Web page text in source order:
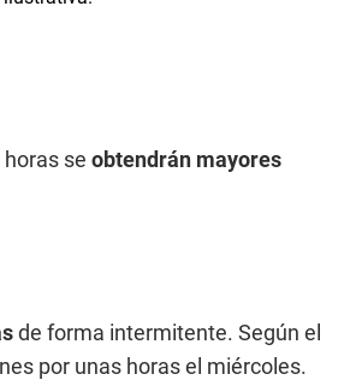
se obtendrán mayores
de forma intermitente. Según el
por unas horas el miércoles.